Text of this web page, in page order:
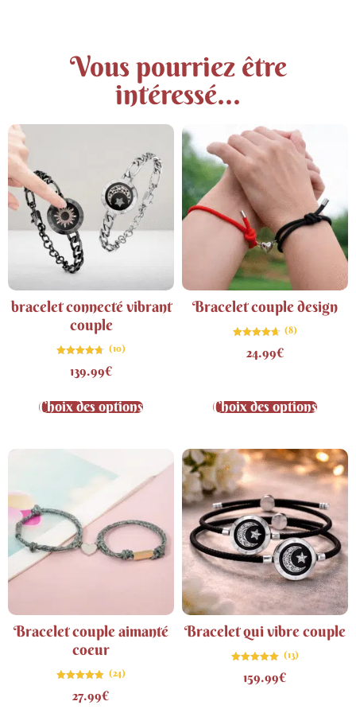
Vous pourriez être
intéressé...
bracelet connecté vibrant
couple
4.70
sur 5
(10)
139.99€
Choix des options
Bracelet couple design
4.63
sur 5
(8)
24.99€
Choix des options
Bracelet couple aimanté
coeur
4.83
sur 5
(24)
27.99€
Bracelet qui vibre couple
4.92
sur 5
(13)
159.99€